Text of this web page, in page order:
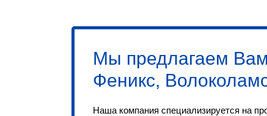
Мы предлагаем Вам
Феникс,
Наша компания специализируется на